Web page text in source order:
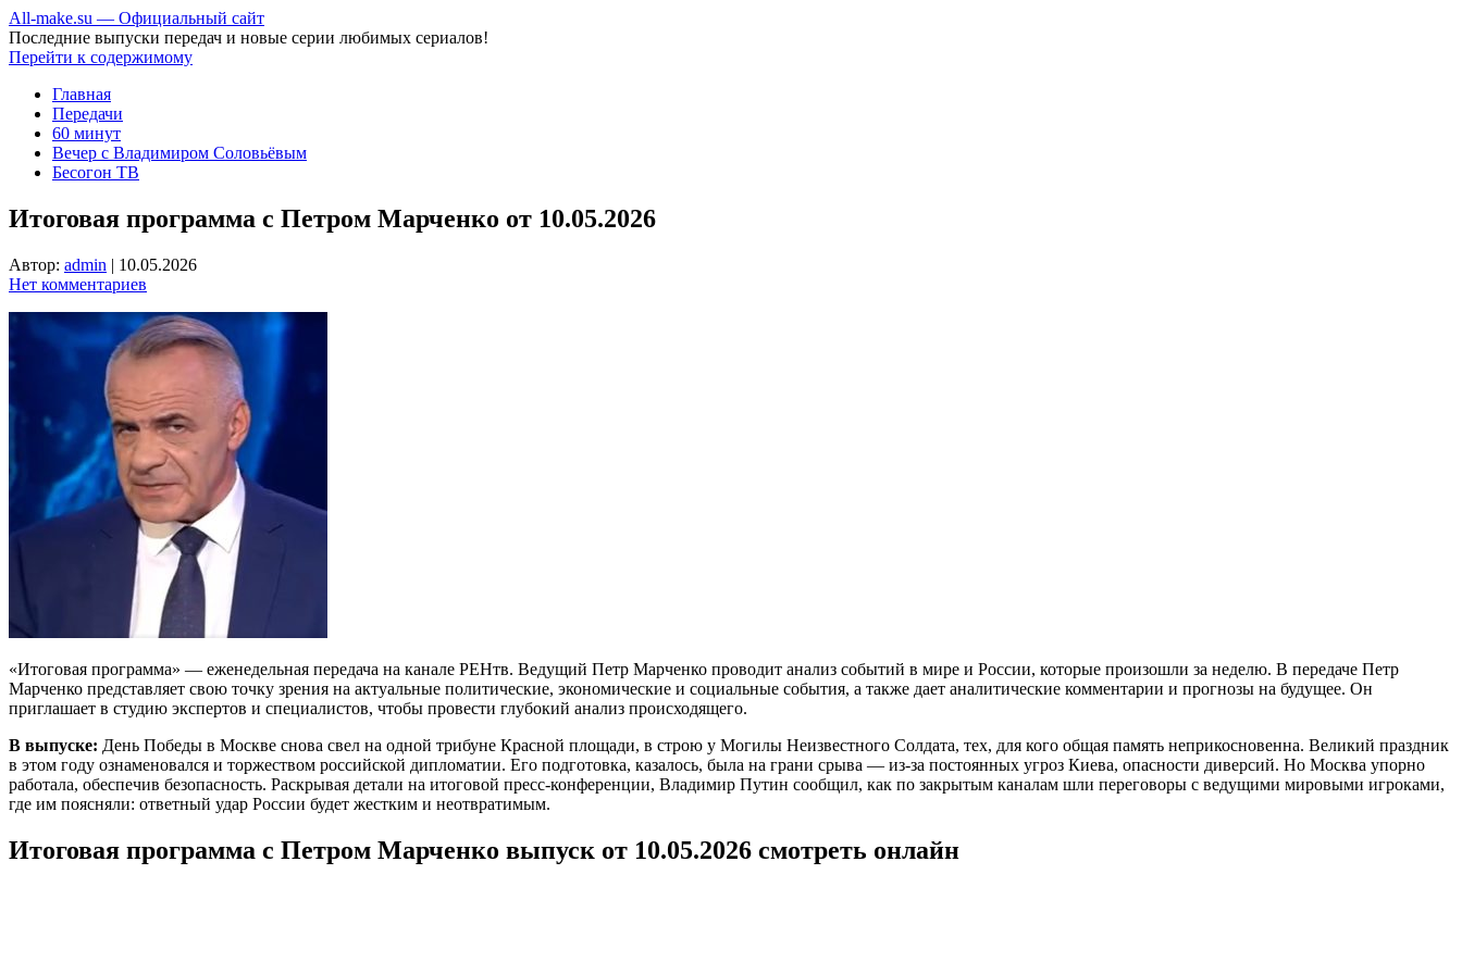
All-make.su — Официальный сайт
Последние выпуски передач и новые серии любимых сериалов!
Перейти к содержимому
Главная
Передачи
60 минут
Вечер с Владимиром Соловьёвым
Бесогон ТВ
Итоговая программа с Петром Марченко от 10.05.2026
Автор: admin | 10.05.2026
Нет комментариев
«Итоговая программа» — еженедельная передача на канале РЕНтв. Ведущий Петр Марченко проводит анализ событий в мире и России, которые произошли за неделю. В передаче Петр
Марченко представляет свою точку зрения на актуальные политические, экономические и социальные события, а также дает аналитические комментарии и прогнозы на будущее. Он
приглашает в студию экспертов и специалистов, чтобы провести глубокий анализ происходящего.
В выпуске: День Победы в Москве снова свел на одной трибуне Красной площади, в строю у Могилы Неизвестного Солдата, тех, для кого общая память неприкосновенна. Великий праздник
в этом году ознаменовался и торжеством российской дипломатии. Его подготовка, казалось, была на грани срыва — из-за постоянных угроз Киева, опасности диверсий. Но Москва упорно
работала, обеспечив безопасность. Раскрывая детали на итоговой пресс-конференции, Владимир Путин сообщил, как по закрытым каналам шли переговоры с ведущими мировыми игроками,
где им поясняли: ответный удар России будет жестким и неотвратимым.
Итоговая программа с Петром Марченко выпуск от 10.05.2026 смотреть онлайн